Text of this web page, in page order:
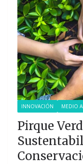
INNOVACIÓN MEDIO
Pirque